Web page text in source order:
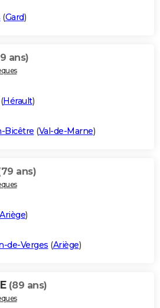
(Gard)
ans)
Hérault)
Bicêtre (Val-de-Marne)
ans)
Ariège)
de-Verges (Ariège)
(89 ans)